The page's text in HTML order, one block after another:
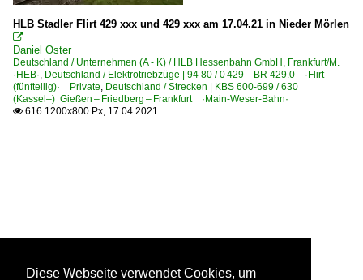
HLB Stadler Flirt 429 xxx und 429 xxx am 17.04.21 in Nieder Mörlen

Daniel Oster
Deutschland / Unternehmen (A - K) / HLB Hessenbahn GmbH, Frankfurt/M.
·HEB· Deutschland / Elektrotriebzüge | 94 80 / 0 429 BR 429.0 ·Flirt
(fünfteilig)· Private Deutschland / Strecken | KBS 600-699 / 630
(Kassel–) Gießen – Friedberg – Frankfurt ·Main-Weser-Bahn·
 616 1200x800 Px, 17.04.2021
Diese Webseite verwendet Cookies, um